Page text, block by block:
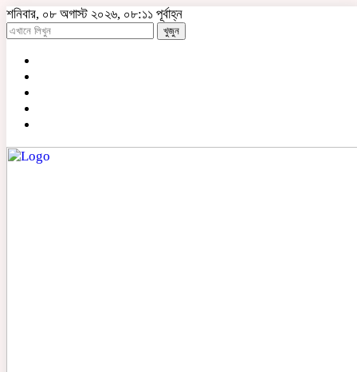
শনিবার, ০৮ অগাস্ট ২০২৬, ০৮:১১ পূর্বাহ্ন
খুজুন